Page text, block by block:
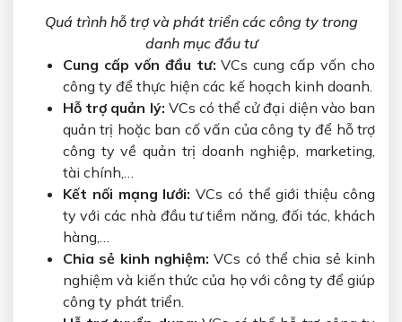
Quá trình hỗ trợ và phát triển các công ty trong
danh mục đầu tư
Cung cấp vốn đầu tư: VCs cung cấp vốn cho
công ty để thực hiện các kế hoạch kinh doanh.
Hỗ trợ quản lý: VCs có thể cử đại diện vào ban
quản trị hoặc ban cố vấn của công ty để hỗ trợ
công ty về quản trị doanh nghiệp, marketing,
tài chính,…
Kết nối mạng lưới: VCs có thể giới thiệu công
ty với các nhà đầu tư tiềm năng, đối tác, khách
hàng,…
Chia sẻ kinh nghiệm: VCs có thể chia sẻ kinh
nghiệm và kiến thức của họ với công ty để giúp
công ty phát triển.